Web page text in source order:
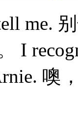
me.
I
噢